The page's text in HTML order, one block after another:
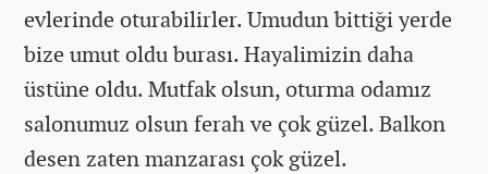
evlerinde oturabilirler. Umudun bittiği yerde
bize umut oldu burası. Hayalimizin daha
üstüne oldu. Mutfak olsun, oturma odamız
salonumuz olsun ferah ve çok güzel. Balkon
desen zaten manzarası çok güzel.